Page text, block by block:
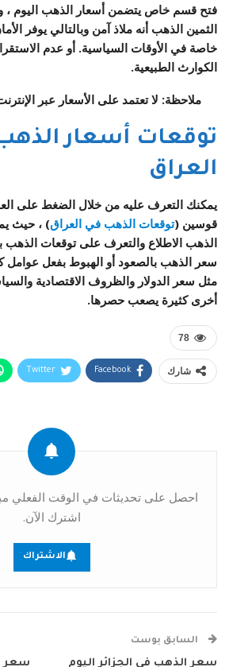
فتح قسم خاص يتضمن أسعار الذهب اليوم ،
الثمين الذهب أنه ملاذ آمن وبالتالي يوفر
خاصة في الأوقات السياسية. أو عدم
الكوارث الطبيعية.
ملاحظة: لا تعتمد على الأسعار عبر
توقعات أسعار
العراق
يمكنك التعرف عليه من خلال الضغط على
قوسين (توقعات الذهب في العراق) ، حيث
الذهب الاطلاع والتعرف على توقعات الذهب
سعر الذهب بالصعود أو الهبوط بفعل عوامل
مثل سعر الدولار والظروف الاقتصادية
أخرى كثيرة يصعب حصرها.
78
شارك Facebook
Twitter
احصل على تحديثات في الوقت الفعلي
اشترك الآن.
الاشتراك
السابق بوست
سعر الذهب في الجزائر اليوم سعر